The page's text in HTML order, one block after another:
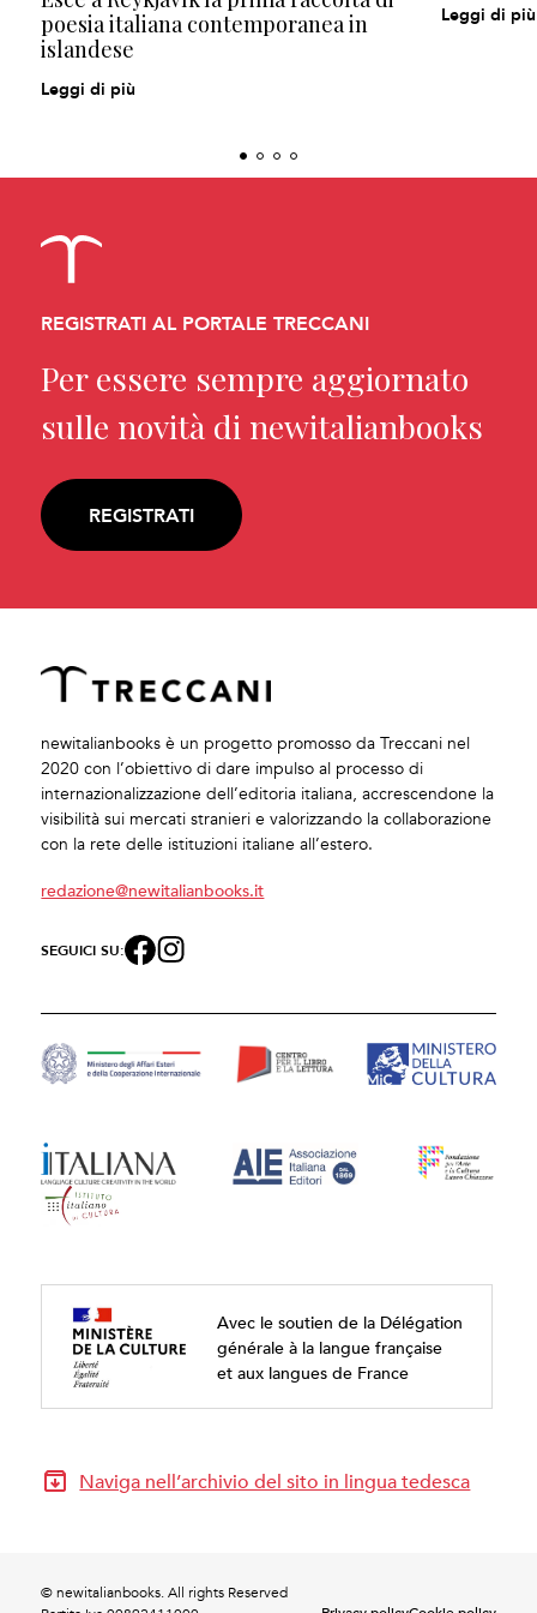
poesia italiana contemporanea in
islandese
Leggi di più
Leggi di più
REGISTRATI AL PORTALE TRECCANI
Per essere sempre aggiornato
sulle novità di newitalianbooks
REGISTRATI
newitalianbooks è un progetto promosso da Treccani nel
2020 con l’obiettivo di dare impulso al processo di
internazionalizzazione dell’editoria italiana, accrescendone la
visibilità sui mercati stranieri e valorizzando la collaborazione
con la rete delle istituzioni italiane all’estero.
redazione@newitalianbooks.it
SEGUICI SU:
Avec le soutien de la Délégation
générale à la langue française
et aux langues de France
Naviga nell’archivio del sito in lingua tedesca
© newitalianbooks. All rights Reserved